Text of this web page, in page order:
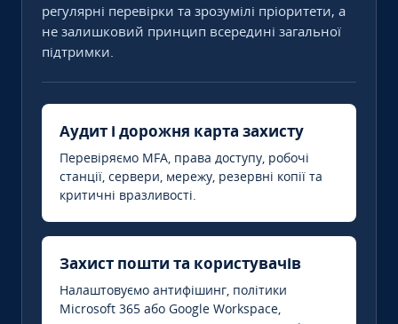
регулярні перевірки та зрозумілі пріоритети, а
не залишковий принцип всередині загальної
підтримки.
Аудит і дорожня карта захисту
Перевіряємо MFA, права доступу, робочі
станції, сервери, мережу, резервні копії та
критичні вразливості.
Захист пошти та користувачів
Налаштовуємо антифішинг, політики
Microsoft 365 або Google Workspace,